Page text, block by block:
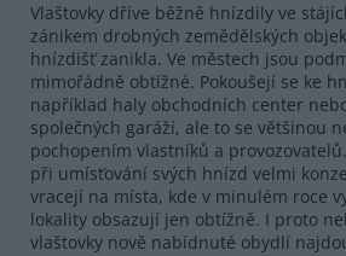
Vlaštovky dříve běžně hnízdily ve
zánikem drobných zemědělských
hnízdišť zanikla. Ve městech jsou
mimořádně obtížné. Pokoušejí se ke
například haly obchodních center
společných garáží, ale to se většinou
pochopením vlastníků a
při umísťování svých hnízd velmi
vracejí na místa, kde v minulém roce
lokality obsazují jen obtížně. I proto
vlaštovky nově nabídnuté obydlí